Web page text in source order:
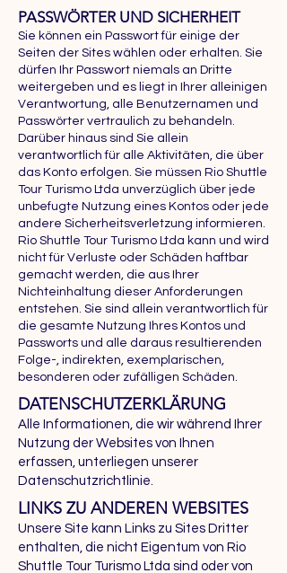
PASSWÖRTER UND SICHERHEIT
Sie können ein Passwort für einige der
Seiten der Sites wählen oder erhalten. Sie
dürfen Ihr Passwort niemals an Dritte
weitergeben und es liegt in Ihrer alleinigen
Verantwortung, alle Benutzernamen und
Passwörter vertraulich zu behandeln.
Darüber hinaus sind Sie allein
verantwortlich für alle Aktivitäten, die über
das Konto erfolgen. Sie müssen Rio Shuttle
Tour Turismo Ltda unverzüglich über jede
unbefugte Nutzung eines Kontos oder jede
andere Sicherheitsverletzung informieren.
Rio Shuttle Tour Turismo Ltda kann und wird
nicht für Verluste oder Schäden haftbar
gemacht werden, die aus Ihrer
Nichteinhaltung dieser Anforderungen
entstehen. Sie sind allein verantwortlich für
die gesamte Nutzung Ihres Kontos und
Passworts und alle daraus resultierenden
Folge-, indirekten, exemplarischen,
besonderen oder zufälligen Schäden.
DATENSCHUTZERKLÄRUNG
Alle Informationen, die wir während Ihrer
Nutzung der Websites von Ihnen
erfassen, unterliegen unserer
Datenschutzrichtlinie.
LINKS ZU ANDEREN WEBSITES
Unsere Site kann Links zu Sites Dritter
enthalten, die nicht Eigentum von Rio
Shuttle Tour Turismo Ltda sind oder von